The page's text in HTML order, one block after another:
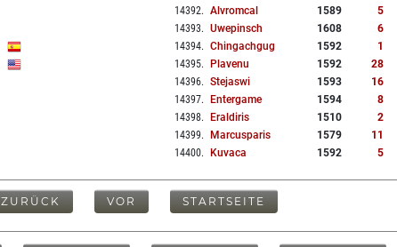
14392. Alvromcal 1589 5
14393. Uwepinsch 1608 6
14394. Chingachgug 1592 1
14395. Plavenu 1592 28
14396. Stejaswi 1593 16
14397. Entergame 1594 8
14398. Eraldiris 1510 2
14399. Marcusparis 1579 11
14400. Kuvaca 1592 5
ZURÜCK VOR STARTSEITE